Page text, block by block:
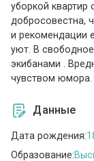
уборкой квартир
добросовестна,
и рекомендации
уют. В
экибанами .
чувством
Данные
Дата рождения:
Образование: